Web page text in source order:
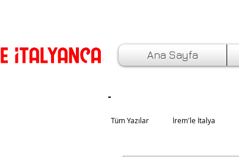
Ana Sayfa
Tüm Yazılar İrem'le İtalya